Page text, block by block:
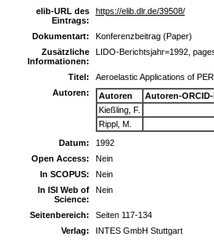
elib-URL des
Eintrags:
https://elib.dlr.de/39508/
Dokumentart:
Konferenzbeitrag (Paper)
Zusätzliche
Informationen:
LIDO-Berichtsjahr=1992,
Titel:
Aeroelastic Applications of
Autoren:
Autoren
Autoren-
Kießling, F.
Rippl, M.
Datum:
1992
Open Access:
Nein
In SCOPUS:
Nein
In ISI Web of
Science:
Nein
Seitenbereich:
Seiten 117-134
Verlag:
INTES GmbH Stuttgart